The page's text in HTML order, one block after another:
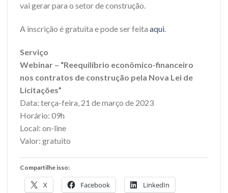
vai gerar para o setor de construção.
A inscrição é gratuita e pode ser feita aqui.
Serviço
Webinar – “Reequilíbrio econômico-financeiro
nos contratos de construção pela Nova Lei de
Licitações”
Data: terça-feira, 21 de março de 2023
Horário: 09h
Local: on-line
Valor: gratuito
Compartilhe isso:
X Facebook LinkedIn